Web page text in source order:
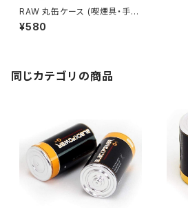
RAW 丸缶ケース (喫煙具・手巻
きたばこ用品)
¥580
同じカテゴリの商品